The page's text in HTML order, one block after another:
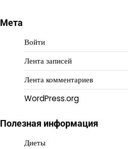
Мета
Войти
Лента записей
Лента комментариев
WordPress.org
Полезная информация
Диеты